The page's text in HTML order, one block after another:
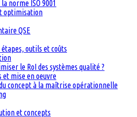
norme ISO 9001
optimisation
QSE
étapes, outils et coûts
le RoI des systèmes qualité ?
et mise en oeuvre
concept à la maîtrise opérationnelle
et concepts